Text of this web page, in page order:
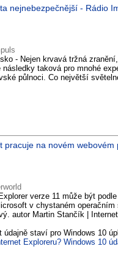
nejnebezpečnější - Rádio
- Nejen krvavá tržná
následky taková pro mnohé
půlnoci. Co největší
pracuje na novém
verze 11 může být
v chystaném
autor Martin Stančík |
údajně staví pro Windows 10
Exploreru? Windows 10